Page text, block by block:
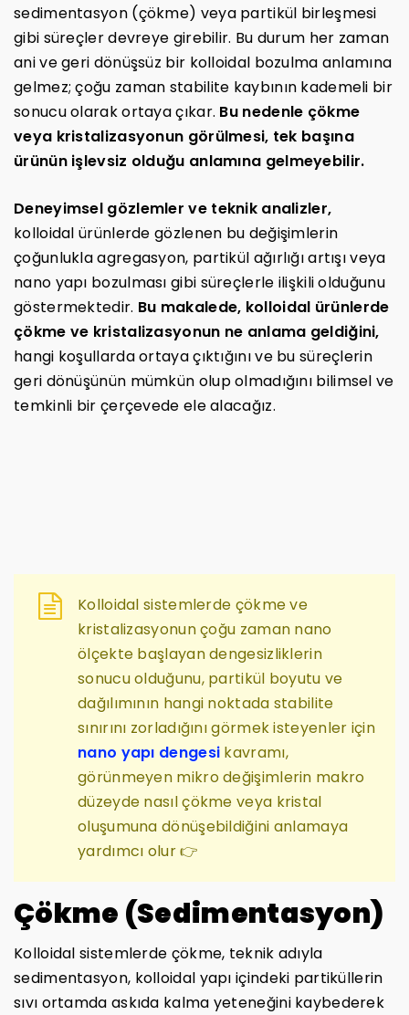
sedimentasyon (çökme) veya partikül birleşmesi
gibi süreçler devreye girebilir. Bu durum her zaman
ani ve geri dönüşsüz bir kolloidal bozulma anlamına
gelmez; çoğu zaman stabilite kaybının kademeli bir
sonucu olarak ortaya çıkar. Bu nedenle çökme
veya kristalizasyonun görülmesi, tek başına
ürünün işlevsiz olduğu anlamına gelmeyebilir.
Deneyimsel gözlemler ve teknik analizler,
kolloidal ürünlerde gözlenen bu değişimlerin
çoğunlukla agregasyon, partikül ağırlığı artışı veya
nano yapı bozulması gibi süreçlerle ilişkili olduğunu
göstermektedir. Bu makalede, kolloidal ürünlerde
çökme ve kristalizasyonun ne anlama geldiğini,
hangi koşullarda ortaya çıktığını ve bu süreçlerin
geri dönüşünün mümkün olup olmadığını bilimsel ve
temkinli bir çerçevede ele alacağız.
Kolloidal sistemlerde çökme ve
kristalizasyonun çoğu zaman nano
ölçekte başlayan dengesizliklerin
sonucu olduğunu, partikül boyutu ve
dağılımının hangi noktada stabilite
sınırını zorladığını görmek isteyenler için
nano yapı dengesi kavramı,
görünmeyen mikro değişimlerin makro
düzeyde nasıl çökme veya kristal
oluşumuna dönüşebildiğini anlamaya
yardımcı olur 👉
Çökme (Sedimentasyon)
Kolloidal sistemlerde çökme, teknik adıyla
sedimentasyon, kolloidal yapı içindeki partiküllerin
sıvı ortamda askıda kalma yeteneğini kaybederek